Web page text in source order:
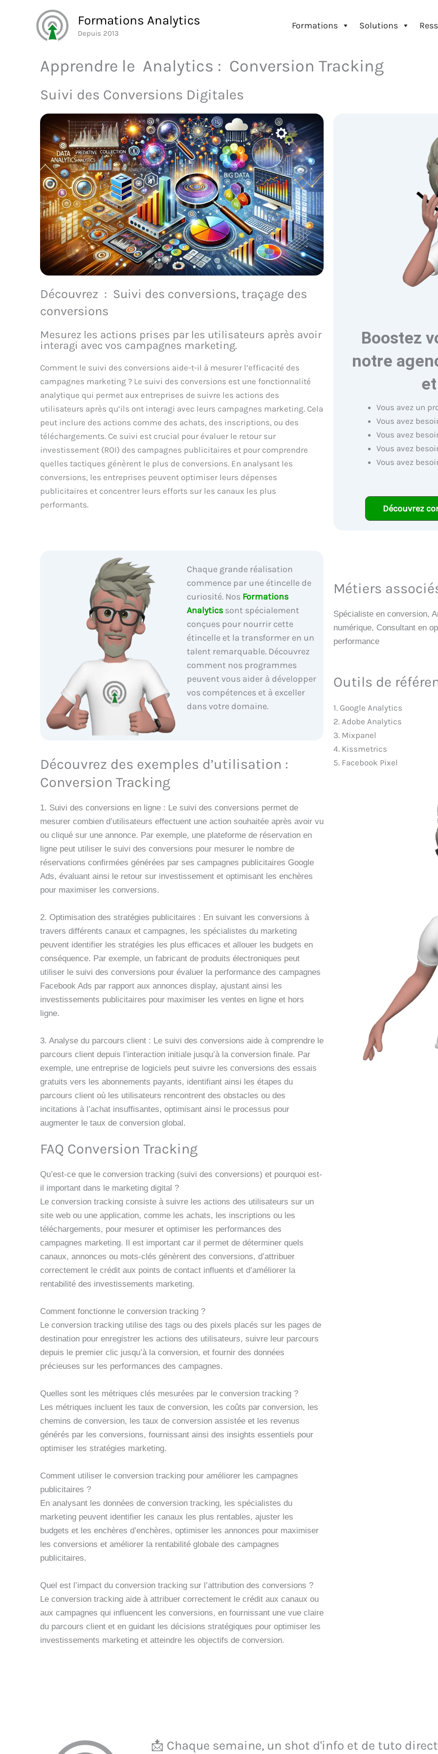
Formations Analytics
Depuis 2013
Formations Solutions
Apprendre le Analytics : Conversion Tracking
Suivi des Conversions Digitales
Découvrez : Suivi des conversions, traçage des
conversions
Mesurez les actions prises par les utilisateurs après avoir
interagi avec vos campagnes marketing.
Comment le suivi des conversions aide-t-il à mesurer l’efficacité des
campagnes marketing ? Le suivi des conversions est une fonctionnalité
analytique qui permet aux entreprises de suivre les actions des
utilisateurs après qu’ils ont interagi avec leurs campagnes marketing. Cela
peut inclure des actions comme des achats, des inscriptions, ou des
téléchargements. Ce suivi est crucial pour évaluer le retour sur
investissement (ROI) des campagnes publicitaires et pour comprendre
quelles tactiques génèrent le plus de conversions. En analysant les
conversions, les entreprises peuvent optimiser leurs dépenses
publicitaires et concentrer leurs efforts sur les canaux les plus
performants.
Chaque grande réalisation
commence par une étincelle de
curiosité. Nos Formations
Analytics sont spécialement
conçues pour nourrir cette
étincelle et la transformer en un
talent remarquable. Découvrez
comment nos programmes
peuvent vous aider à développer
vos compétences et à exceller
dans votre domaine.
Découvrez des exemples d’utilisation :
Conversion Tracking
1. Suivi des conversions en ligne : Le suivi des conversions permet de
mesurer combien d’utilisateurs effectuent une action souhaitée après avoir vu
ou cliqué sur une annonce. Par exemple, une plateforme de réservation en
ligne peut utiliser le suivi des conversions pour mesurer le nombre de
réservations confirmées générées par ses campagnes publicitaires Google
Ads, évaluant ainsi le retour sur investissement et optimisant les enchères
pour maximiser les conversions.
2. Optimisation des stratégies publicitaires : En suivant les conversions à
travers différents canaux et campagnes, les spécialistes du marketing
peuvent identifier les stratégies les plus efficaces et allouer les budgets en
conséquence. Par exemple, un fabricant de produits électroniques peut
utiliser le suivi des conversions pour évaluer la performance des campagnes
Facebook Ads par rapport aux annonces display, ajustant ainsi les
investissements publicitaires pour maximiser les ventes en ligne et hors
ligne.
3. Analyse du parcours client : Le suivi des conversions aide à comprendre le
parcours client depuis l’interaction initiale jusqu’à la conversion finale. Par
exemple, une entreprise de logiciels peut suivre les conversions des essais
gratuits vers les abonnements payants, identifiant ainsi les étapes du
parcours client où les utilisateurs rencontrent des obstacles ou des
incitations à l’achat insuffisantes, optimisant ainsi le processus pour
augmenter le taux de conversion global.
FAQ Conversion Tracking
Qu’est-ce que le conversion tracking (suivi des conversions) et pourquoi est-
il important dans le marketing digital ?
Le conversion tracking consiste à suivre les actions des utilisateurs sur un
site web ou une application, comme les achats, les inscriptions ou les
téléchargements, pour mesurer et optimiser les performances des
campagnes marketing. Il est important car il permet de déterminer quels
canaux, annonces ou mots-clés génèrent des conversions, d’attribuer
correctement le crédit aux points de contact influents et d’améliorer la
rentabilité des investissements marketing.
Comment fonctionne le conversion tracking ?
Le conversion tracking utilise des tags ou des pixels placés sur les pages de
destination pour enregistrer les actions des utilisateurs, suivre leur parcours
depuis le premier clic jusqu’à la conversion, et fournir des données
précieuses sur les performances des campagnes.
Quelles sont les métriques clés mesurées par le conversion tracking ?
Les métriques incluent les taux de conversion, les coûts par conversion, les
chemins de conversion, les taux de conversion assistée et les revenus
générés par les conversions, fournissant ainsi des insights essentiels pour
optimiser les stratégies marketing.
Comment utiliser le conversion tracking pour améliorer les campagnes
publicitaires ?
En analysant les données de conversion tracking, les spécialistes du
marketing peuvent identifier les canaux les plus rentables, ajuster les
budgets et les enchères d’enchères, optimiser les annonces pour maximiser
les conversions et améliorer la rentabilité globale des campagnes
publicitaires.
Quel est l’impact du conversion tracking sur l’attribution des conversions ?
Le conversion tracking aide à attribuer correctement le crédit aux canaux ou
aux campagnes qui influencent les conversions, en fournissant une vue claire
du parcours client et en guidant les décisions stratégiques pour optimiser les
investissements marketing et atteindre les objectifs de conversion.
Boostez
notre
Vous avez un
Vous avez
Vous avez
Vous avez
Vous avez
Découvrez
Métiers
Spécialiste en conversion,
numérique, Consultant en
performance
Outils de
1. Google Analytics
2. Adobe Analytics
3. Mixpanel
4. Kissmetrics
5. Facebook Pixel
📩 Chaque semaine, un shot d'info et de tuto direct